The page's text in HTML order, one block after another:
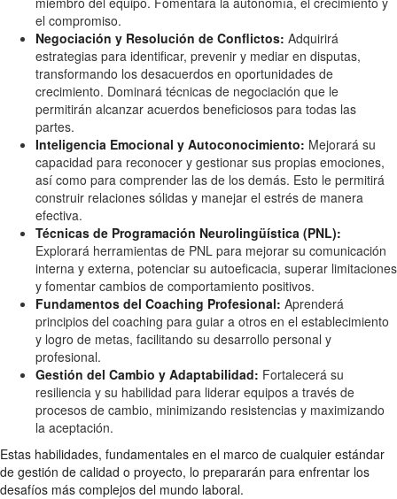
el compromiso.
Negociación y Resolución de Conflictos: Adquirirá
estrategias para identificar, prevenir y mediar en disputas,
transformando los desacuerdos en oportunidades de
crecimiento. Dominará técnicas de negociación que le
permitirán alcanzar acuerdos beneficiosos para todas las
partes.
Inteligencia Emocional y Autoconocimiento: Mejorará su
capacidad para reconocer y gestionar sus propias emociones,
así como para comprender las de los demás. Esto le permitirá
construir relaciones sólidas y manejar el estrés de manera
efectiva.
Técnicas de Programación Neurolingüística (PNL):
Explorará herramientas de PNL para mejorar su comunicación
interna y externa, potenciar su autoeficacia, superar limitaciones
y fomentar cambios de comportamiento positivos.
Fundamentos del Coaching Profesional: Aprenderá
principios del coaching para guiar a otros en el establecimiento
y logro de metas, facilitando su desarrollo personal y
profesional.
Gestión del Cambio y Adaptabilidad: Fortalecerá su
resiliencia y su habilidad para liderar equipos a través de
procesos de cambio, minimizando resistencias y maximizando
la aceptación.
Estas habilidades, fundamentales en el marco de cualquier estándar
de gestión de calidad o proyecto, lo prepararán para enfrentar los
desafíos más complejos del mundo laboral.